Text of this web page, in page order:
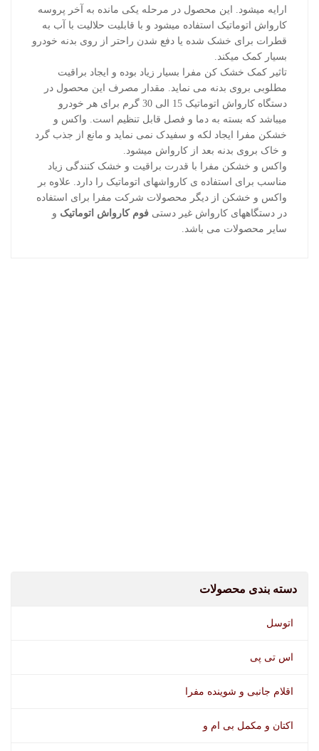
دسته بندی محصولات
اتوسل
اس تی پی
اقلام جانبی و شوینده مفرا
اکتان و مکمل بی ام و
ارایه میشود. این محصول در مرحله یکی مانده به آخر پروسه
کارواش اتوماتیک استفاده میشود و با قابلیت حلالیت با آب به
قطرات برای خشک شده یا دفع شدن راحتر از روی بدنه خودرو
بسیار کمک میکند.
تاثیر کمک خشک کن مفرا بسیار زیاد بوده و ایجاد براقیت
مطلوبی بروی بدنه می نماید. مقدار مصرف این محصول در
دستگاه کارواش اتوماتیک 15 الی 30 گرم برای هر خودرو
میباشد که بسته به دما و فصل قابل تنظیم است. واکس و
خشکن مفرا ایجاد لکه و سفیدک نمی نماید و مانع از جذب گرد
و خاک بروی بدنه بعد از کارواش میشود.
واکس و خشکن مفرا با قدرت براقیت و خشک کنندگی زیاد
مناسب برای استفاده ی کارواشهای اتوماتیک را دارد. علاوه بر
واکس و خشکن از دیگر محصولات شرکت مفرا برای استفاده
در دستگاههای کارواش غیر دستی فوم کارواش اتوماتیک و
سایر محصولات می باشد.